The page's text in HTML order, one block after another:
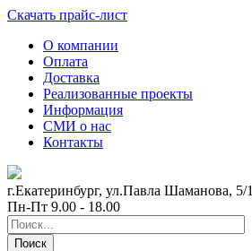
Скачать прайс-лист
О компании
Оплата
Доставка
Реализованные проекты
Информация
СМИ о нас
Контакты
г.Екатеринбург, ул.Павла Шаманова, 5/1
Пн-Пт 9.00 - 18.00